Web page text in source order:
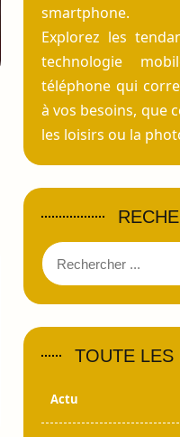
smartphone.
Explorez les
technologie
téléphone qui
à vos besoins, que
les loisirs ou la
TOUTE LES
Actu